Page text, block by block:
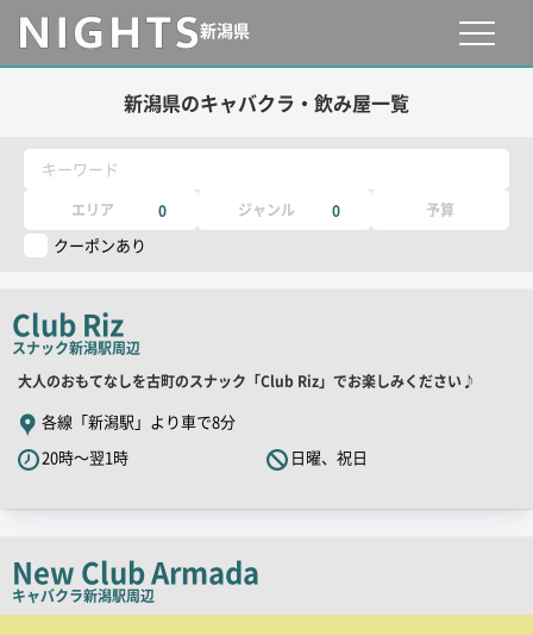
新潟県
新潟県のキャバクラ・飲み屋一覧
キーワード
エリア 0 ジャンル 0 予算
クーポンあり
Club Riz
スナック新潟駅周辺
店
舗
PR
キ
コ
ピ
大人のおもてなしを古町のスナック「Club Riz」でお楽しみください♪
各線「新潟駅」より車で8分
20時～翌1時
日曜、祝日
New Club Armada
キャバクラ新潟駅周辺
店